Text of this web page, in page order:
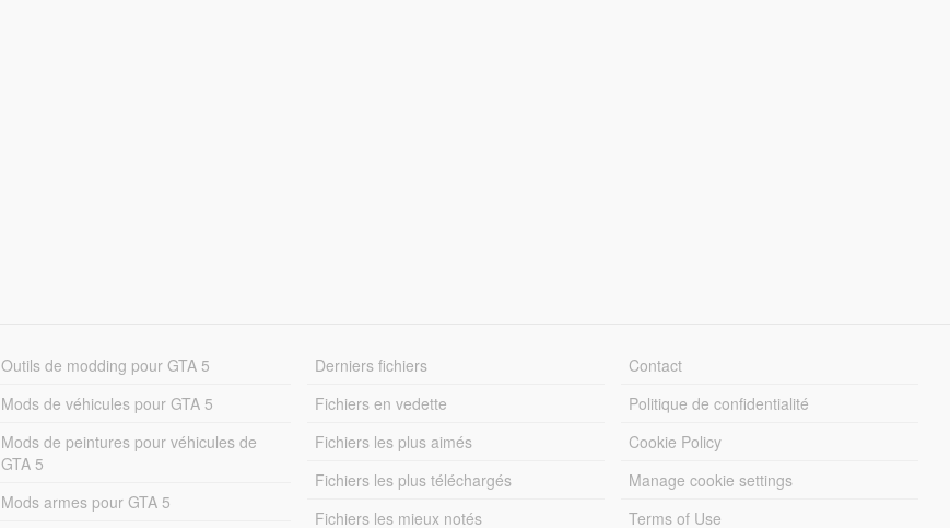
Outils de modding pour GTA 5
Mods de véhicules pour GTA 5
Mods de peintures pour véhicules de
GTA 5
Mods armes pour GTA 5
Derniers fichiers
Fichiers en vedette
Fichiers les plus aimés
Fichiers les plus téléchargés
Fichiers les mieux notés
Contact
Politique de confidentialité
Cookie Policy
Manage cookie settings
Terms of Use